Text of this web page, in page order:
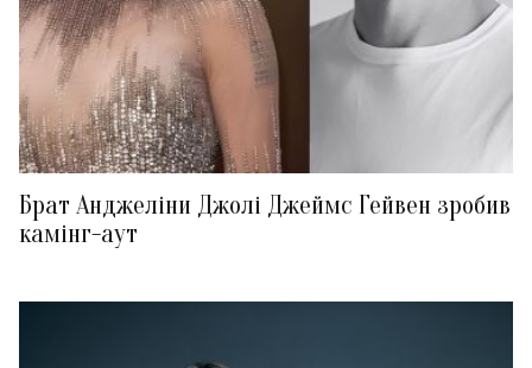
Брат Анджеліни Джолі Джеймс Гейвен зробив
камінг-аут